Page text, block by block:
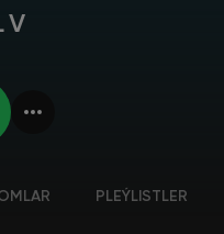
PLEÝLISTLER